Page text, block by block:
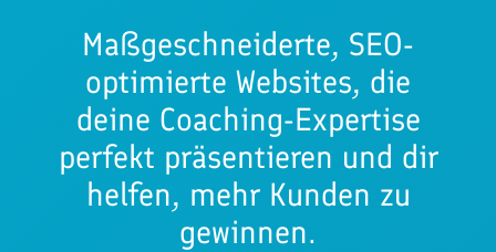
Maßgeschneiderte, SEO-
optimierte Websites, die
deine Coaching-Expertise
perfekt präsentieren und dir
helfen, mehr Kunden zu
gewinnen.